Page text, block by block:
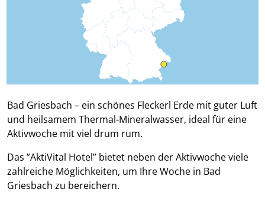
Bad Griesbach – ein schönes Fleckerl Erde mit guter Luft
und heilsamem Thermal-Mineralwasser, ideal für eine
Aktivwoche mit viel drum rum.
Das ”AktiVital Hotel” bietet neben der Aktivwoche viele
zahlreiche Möglichkeiten, um Ihre Woche in Bad
Griesbach zu bereichern.